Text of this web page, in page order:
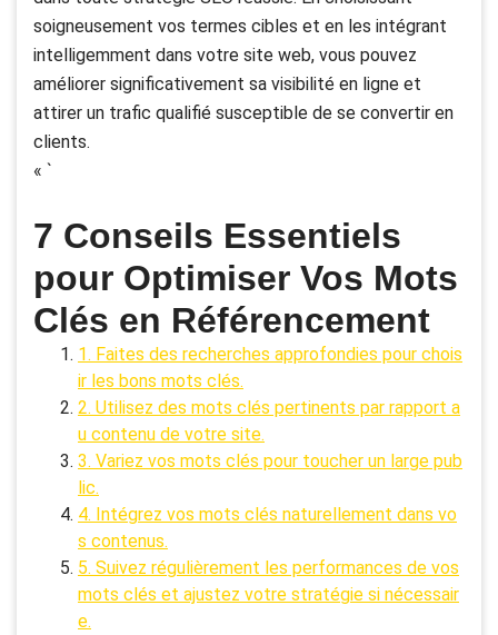
soigneusement vos termes cibles et en les intégrant
intelligemment dans votre site web, vous pouvez
améliorer significativement sa visibilité en ligne et
attirer un trafic qualifié susceptible de se convertir en
clients.
« `
7 Conseils Essentiels
pour Optimiser Vos Mots
Clés en Référencement
1. Faites des recherches approfondies pour chois
ir les bons mots clés.
2. Utilisez des mots clés pertinents par rapport a
u contenu de votre site.
3. Variez vos mots clés pour toucher un large pub
lic.
4. Intégrez vos mots clés naturellement dans vo
s contenus.
5. Suivez régulièrement les performances de vos
mots clés et ajustez votre stratégie si nécessair
e.